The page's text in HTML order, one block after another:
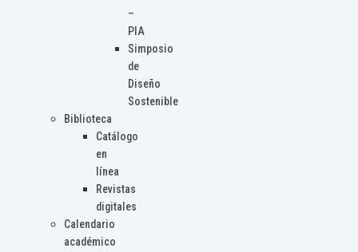
–
PIA
Simposio
de
Diseño
Sostenible
Biblioteca
Catálogo
en
línea
Revistas
digitales
Calendario
académico